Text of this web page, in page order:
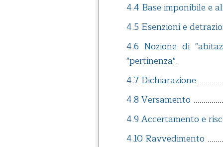
4.4 Base imponibile e
4.5 Esenzioni e
4.6 Nozione di
"pertinenza".
4.7 Dichiarazione
4.8 Versamento
4.9 Accertamento e
4.10 Ravvedimento